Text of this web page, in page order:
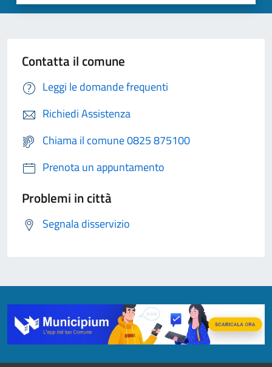
Contatta il comune
Leggi le domande frequenti
Richiedi Assistenza
Chiama il comune 0825 875100
Prenota un appuntamento
Problemi in città
Segnala disservizio